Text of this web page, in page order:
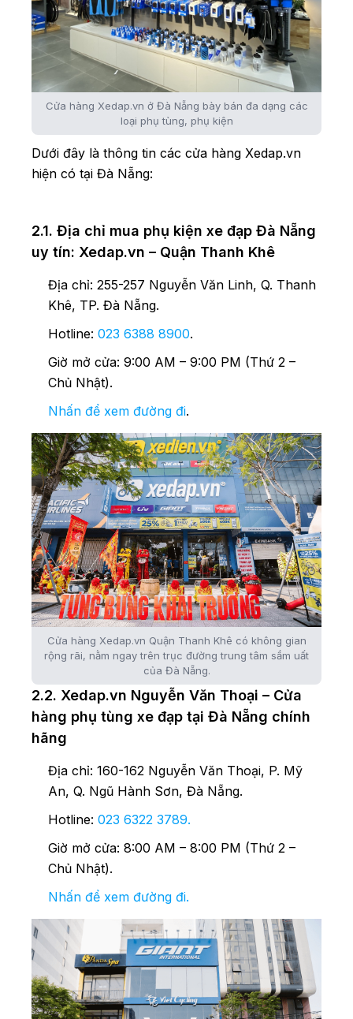
Cửa hàng Xedap.vn ở Đà Nẵng bày bán đa dạng các
loại phụ tùng, phụ kiện
Dưới đây là thông tin các cửa hàng Xedap.vn
hiện có tại Đà Nẵng:
2.1. Địa chỉ mua phụ kiện xe đạp Đà Nẵng
uy tín: Xedap.vn – Quận Thanh Khê
Địa chỉ: 255-257 Nguyễn Văn Linh, Q. Thanh
Khê, TP. Đà Nẵng.
Hotline: 023 6388 8900.
Giờ mở cửa: 9:00 AM – 9:00 PM (Thứ 2 –
Chủ Nhật).
Nhấn để xem đường đi.
Cửa hàng Xedap.vn Quận Thanh Khê có không gian
rộng rãi, nằm ngay trên trục đường trung tâm sầm uất
của Đà Nẵng.
2.2. Xedap.vn Nguyễn Văn Thoại – Cửa
hàng phụ tùng xe đạp tại Đà Nẵng chính
hãng
Địa chỉ: 160-162 Nguyễn Văn Thoại, P. Mỹ
An, Q. Ngũ Hành Sơn, Đà Nẵng.
Hotline: 023 6322 3789.
Giờ mở cửa: 8:00 AM – 8:00 PM (Thứ 2 –
Chủ Nhật).
Nhấn để xem đường đi.